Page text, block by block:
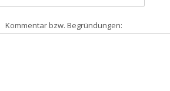
Kommentar bzw. Begründungen: